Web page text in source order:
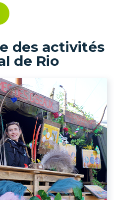
des activités
de Rio